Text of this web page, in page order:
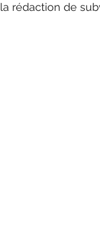
la rédaction de